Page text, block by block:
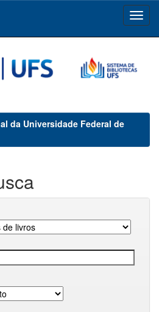
da Universidade Federal de